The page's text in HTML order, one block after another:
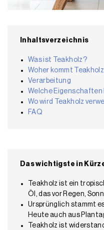
Inhaltsverzeichnis
Was ist Teakholz?
Woher kommt
Verarbeitung
Welche Eigenschaften
Wo wird Teakholz
FAQ
Das wichtigste in
Teakholz ist ein
Öl, das vor Regen,
Ursprünglich stammt
Heute auch aus
Teakholz ist